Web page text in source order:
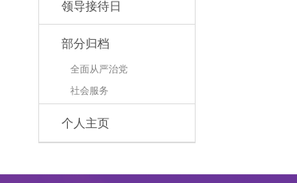
领导接待日
部分归档
全面从严治党
社会服务
个人主页